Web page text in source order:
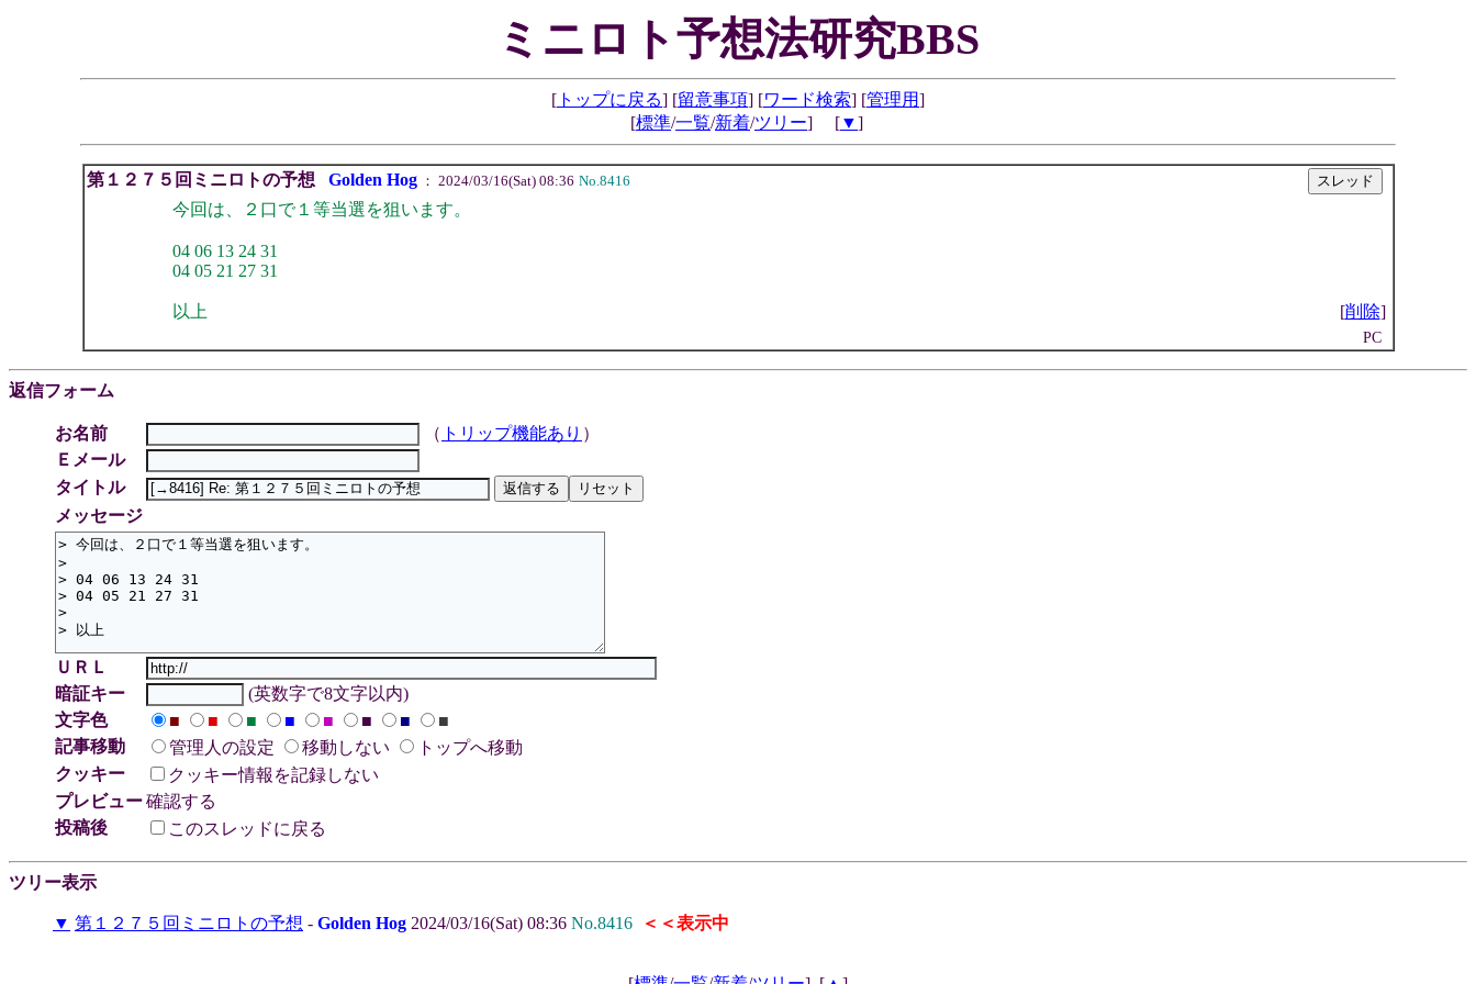
ミニロト予想法研究BBS
[ トップに戻る] [留意事項] [ワード検索] [管理用]
[標準/一覧/新着/ツリー] [▼]
第１２７５回ミニロトの予想 Golden Hog： 2024/03/16(Sat) 08:36 No.8416
今回は、２口で１等当選を狙います。
04 06 13 24 31
04 05 21 27 31
以上 [削除]
PC
返信フォーム
お名前 （ トリップ機能あり ）
Ｅメール
タイトル
メッセージ
ＵＲＬ
暗証キー
(英数字で8文字以内)
文字色
■ ■ ■ ■ ■ ■ ■
■
記事移動
管理人の設定 移動しない
トップへ移動
クッキー
クッキー情報を記録しない
プレビュー確認する
投稿後
このスレッドに戻る
ツリー表示
▼ 第１２７５回ミニロトの予想 - Golden Hog 2024/03/16(Sat) 08:36 No.8416 ＜＜表示中